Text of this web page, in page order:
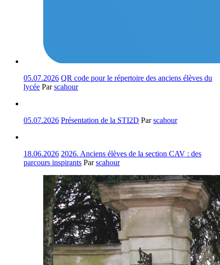
05.07.2026 QR code pour le répertoire des anciens élèves du
lycée Parscahour
05.07.2026 Présentation de la STI2D Parscahour
18.06.2026 2026. Anciens élèves de la section CAV : des
parcours inspirants Parscahour